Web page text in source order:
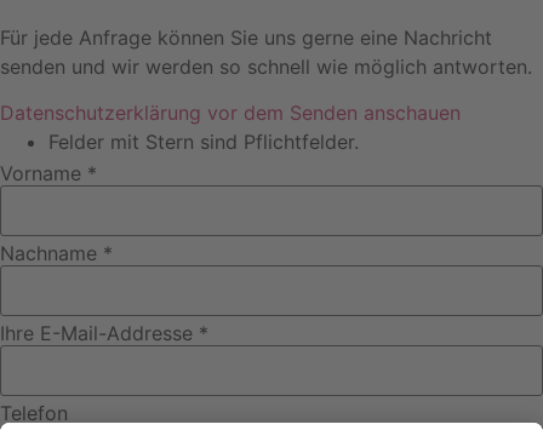
Für jede Anfrage können Sie uns gerne eine Nachricht
senden und wir werden so schnell wie möglich antworten.
Datenschutzerklärung vor dem Senden anschauen
Felder mit Stern sind Pflichtfelder.
Vorname *
Nachname *
Ihre E-Mail-Addresse *
Telefon